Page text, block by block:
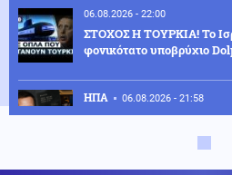
06.08.2026 - 22:00
ΣΤΟΧΟΣ Η ΤΟΥΡΚΙΑ! Το
φονικότατο υποβρύχιο
ΗΠΑ 06.08.2026 - 21:58
Αρμαγεδδών ενόψει! Η
Κυβέρνηση» μας οδηγεί